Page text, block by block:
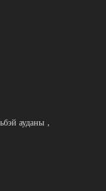
ауданы，